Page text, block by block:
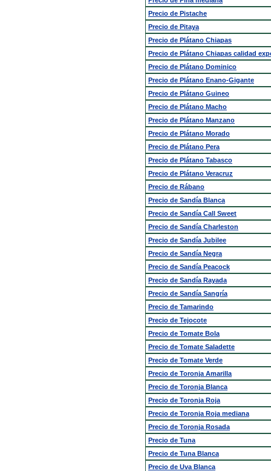
Precio de Pistache
Precio de Pitaya
Precio de Plátano Chiapas
Precio de Plátano Chiapas calidad
Precio de Plátano Dominico
Precio de Plátano Enano-Gigante
Precio de Plátano Guineo
Precio de Plátano Macho
Precio de Plátano Manzano
Precio de Plátano Morado
Precio de Plátano Pera
Precio de Plátano Tabasco
Precio de Plátano Veracruz
Precio de Rábano
Precio de Sandía Blanca
Precio de Sandía Call Sweet
Precio de Sandía Charleston
Precio de Sandía Jubilee
Precio de Sandía Negra
Precio de Sandía Peacock
Precio de Sandía Rayada
Precio de Sandía Sangría
Precio de Tamarindo
Precio de Tejocote
Precio de Tomate Bola
Precio de Tomate Saladette
Precio de Tomate Verde
Precio de Toronja Amarilla
Precio de Toronja Blanca
Precio de Toronja Roja
Precio de Toronja Roja mediana
Precio de Toronja Rosada
Precio de Tuna
Precio de Tuna Blanca
Precio de Uva Blanca